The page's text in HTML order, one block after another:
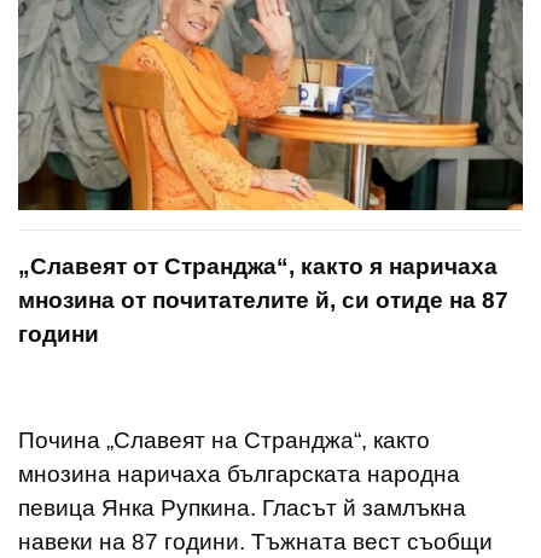
„Славеят от Странджа“, както я наричаха
мнозина от почитателите й, си отиде на 87
години
Почина „Славеят на Странджа“, както
мнозина наричаха българската народна
певица Янка Рупкина. Гласът й замлъкна
навеки на 87 години. Тъжната вест съобщи